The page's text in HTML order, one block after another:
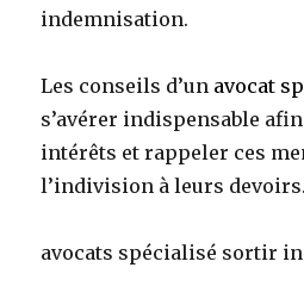
indemnisation.
Les conseils d’un avocat
s’avérer indispensable
intérêts et rappeler ces
l’indivision à leurs devoirs.
avocats spécialisé sortir